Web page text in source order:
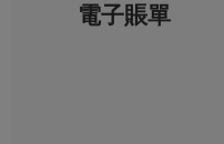
電子賬單